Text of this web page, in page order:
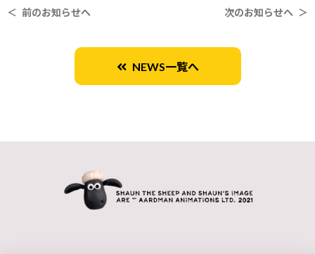
＜ 前のお知らせへ 次のお知らせへ ＞
NEWS一覧へ